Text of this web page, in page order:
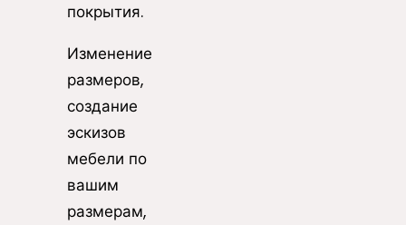
покрытия.
Изменение
размеров,
создание
эскизов
мебели по
вашим
размерам,